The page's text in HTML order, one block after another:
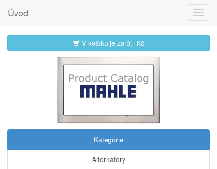
Úvod
V košíku je za 0,- Kč
Kategorie
Alternátory